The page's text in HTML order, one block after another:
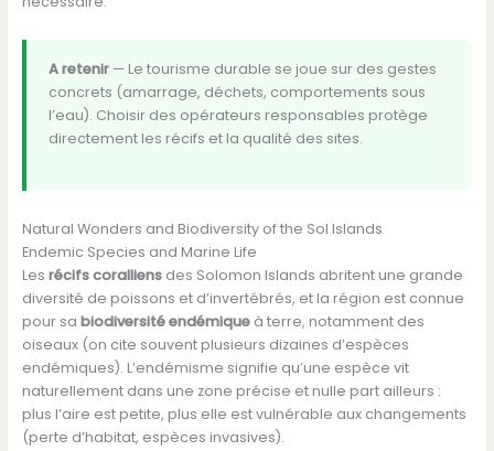
A retenir— Le tourisme durable se joue sur des gestes
concrets (amarrage, déchets, comportements sous
l’eau). Choisir des opérateurs responsables protège
directement les récifs et la qualité des sites.
Natural Wonders and Biodiversity of the Sol Islands
Endemic Species and Marine Life
Les récifs coralliensdes Solomon Islands abritent une grande
diversité de poissons et d’invertébrés, et la région est connue
pour sa biodiversité endémiqueà terre, notamment des
oiseaux (on cite souvent plusieurs dizaines d’espèces
endémiques). L’endémisme signifie qu’une espèce vit
naturellement dans une zone précise et nulle part ailleurs :
plus l’aire est petite, plus elle est vulnérable aux changements
(perte d’habitat, espèces invasives).